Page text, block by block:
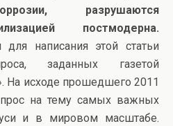
разрушаются
постмодерна.
написания этой статьи
заданных газетой
На исходе прошедшего 2011
на тему самых важных
и в мировом масштабе.